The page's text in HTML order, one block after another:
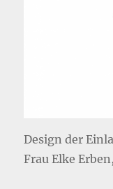
Design der
Frau Elke